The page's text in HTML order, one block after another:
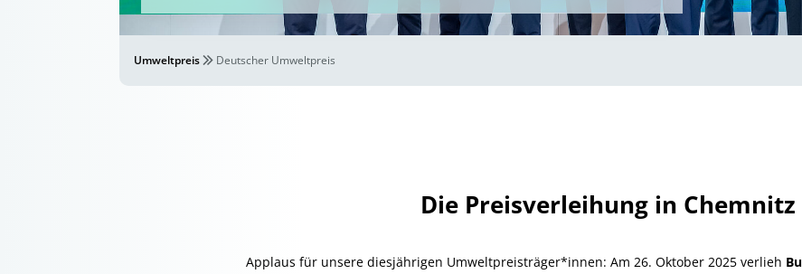
Umweltpreis Deutscher Umweltpreis
Die Preisverleihung in Chemnitz
Applaus für unsere diesjährigen Umweltpreisträger*innen: Am 26. Oktober 2025 verlieh